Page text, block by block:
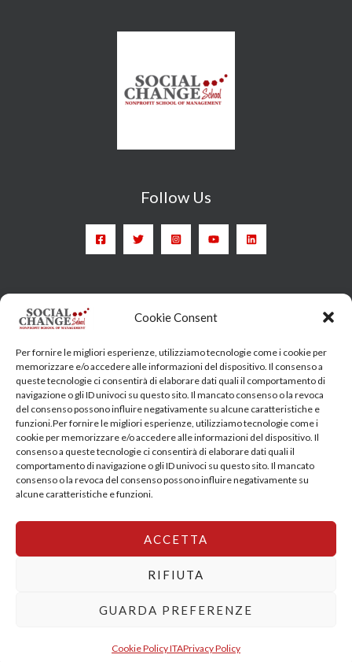
Cookie Consent
Per fornire le migliori esperienze, utilizziamo tecnologie come i cookie per
memorizzare e/o accedere alle informazioni del dispositivo. Il consenso a
queste tecnologie ci consentirà di elaborare dati quali il comportamento di
navigazione o gli ID univoci su questo sito. Il mancato consenso o la revoca
del consenso possono influire negativamente su alcune caratteristiche e
funzioni.Per fornire le migliori esperienze, utilizziamo tecnologie come i
cookie per memorizzare e/o accedere alle informazioni del dispositivo. Il
consenso a queste tecnologie ci consentirà di elaborare dati quali il
comportamento di navigazione o gli ID univoci su questo sito. Il mancato
consenso o la revoca del consenso possono influire negativamente su
alcune caratteristiche e funzioni.
ACCETTA
RIFIUTA
GUARDA PREFERENZE
Cookie Policy ITAPrivacy Policy
Follow Us
Head Quarter: Spain – Calle Arrieta, 9 - 28013 Madrid
7 - 00185 Roma
socialchangeschool@socialchangeschool.org
PMC – Master
HOPE – Master
MIDHA – Master
LEAD – Master
Copyright © 2026 SocialChangeSchool |